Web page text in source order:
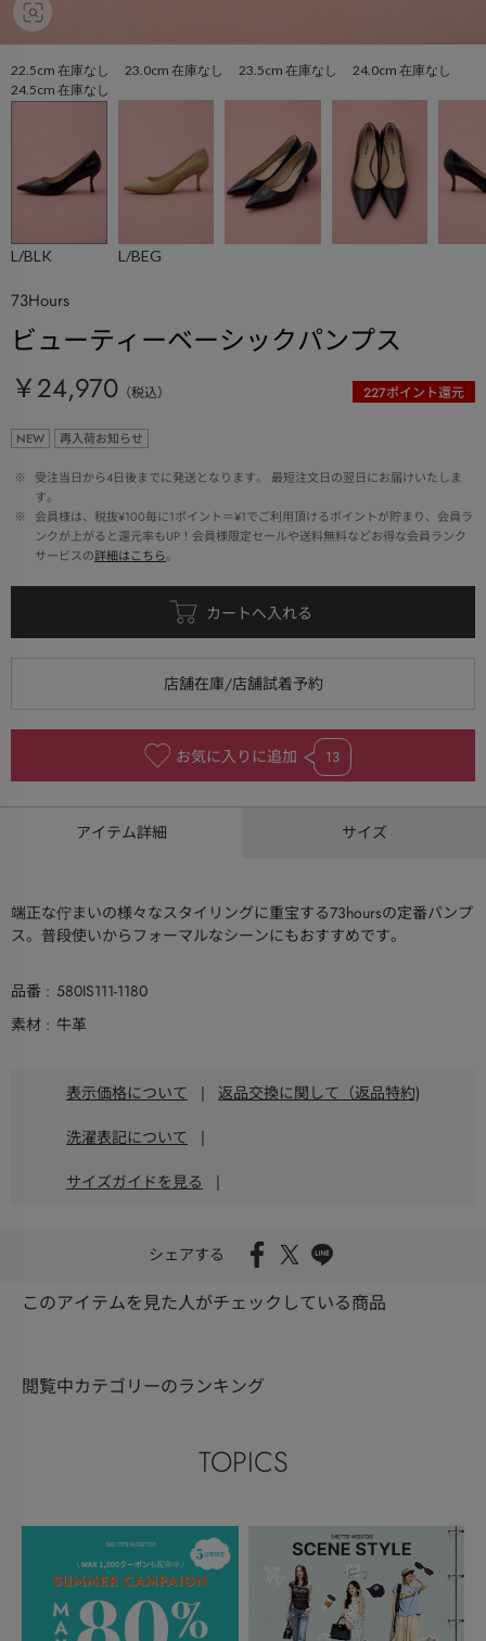
22.5cm 在庫なし 23.0cm 在庫なし 23.5cm 在庫なし 24.0cm 在庫なし
24.5cm 在庫なし
L/BLK L/BEG
73Hours
ビューティーベーシックパンプス
￥24,970 （税込） 227ポイント還元
NEW 再入荷お知らせ
※
受注当日から4日後までに発送となります。 最短注文日の翌日にお届けいたしま
す。
※
会員様は、税抜¥100毎に1ポイント＝¥1でご利用頂けるポイントが貯まり、会員ラ
ンクが上がると還元率もUP！会員様限定セールや送料無料などお得な会員ランク
サービスの詳細はこちら。
お気に入りに追加 13
アイテム詳細 サイズ
端正な佇まいの様々なスタイリングに重宝する73hoursの定番パンプ
ス。普段使いからフォーマルなシーンにもおすすめです。
品番
580IS111-1180
素材
牛革
表示価格について | 返品交換に関して（返品特約)
洗濯表記について |
サイズガイドを見る |
シェアする
このアイテムを見た人がチェックしている商品
閲覧中カテゴリーのランキング
TOPICS